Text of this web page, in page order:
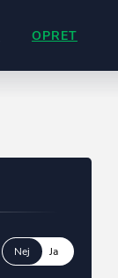
OPRET
Nej Ja